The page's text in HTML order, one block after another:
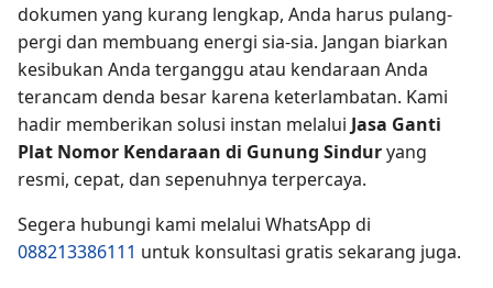
dokumen yang kurang lengkap, Anda harus pulang-
pergi dan membuang energi sia-sia. Jangan biarkan
kesibukan Anda terganggu atau kendaraan Anda
terancam denda besar karena keterlambatan. Kami
hadir memberikan solusi instan melalui Jasa Ganti
Plat Nomor Kendaraan di Gunung Sinduryang
resmi, cepat, dan sepenuhnya terpercaya.
Segera hubungi kami melalui WhatsApp di
088213386111 untuk konsultasi gratis sekarang juga.